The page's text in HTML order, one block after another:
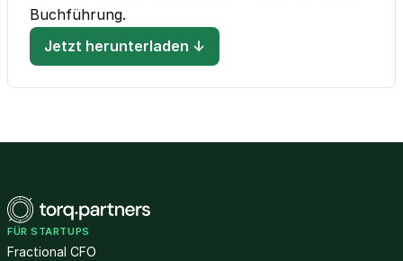
Buchführung.
Jetzt herunterladen ↓
FÜR STARTUPS
Fractional CFO